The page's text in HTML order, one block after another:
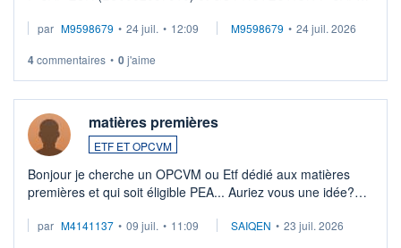
veux procéder à la vente, on me signale ...
par M9598679 • 24 juil. • 12:09 M9598679 • 24 juil. 2026
4commentaires • 0j'aime
matières premières
ETF ET OPCVM
Bonjour je cherche un OPCVM ou Etf dédié aux matières
premières et qui soit éligible PEA... Auriez vous une idée?
par M4141137 • 09 juil. • 11:09 SAIQEN • 23 juil. 2026